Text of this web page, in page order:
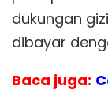
dukungan
dibayar
Baca juga: